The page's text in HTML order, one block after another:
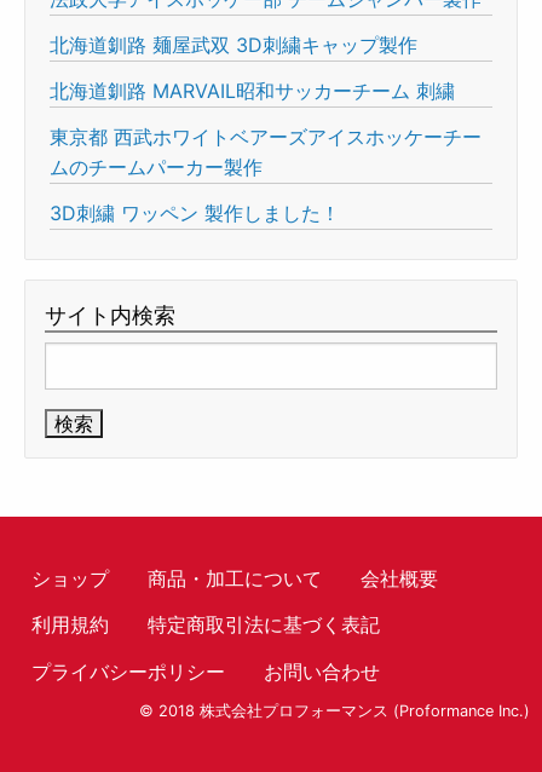
北海道釧路 麺屋武双 3D刺繍キャップ製作
北海道釧路 MARVAIL昭和サッカーチーム 刺繍
東京都 西武ホワイトベアーズアイスホッケーチー
ムのチームパーカー製作
3D刺繍 ワッペン 製作しました！
サイト内検索
索:
ショップ 商品・加工について
会社概要
利用規約
特定商取引法に基づく表記
プライバシーポリシー
お問い合わせ
© 2018 株式会社プロフォーマンス (Proformance Inc.)